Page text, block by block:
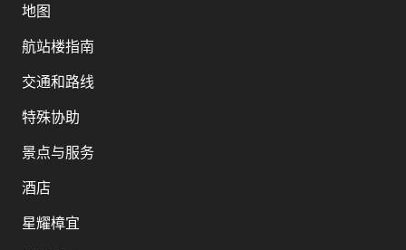
地图
航站楼指南
交通和路线
特殊协助
景点与服务
酒店
星耀樟宜